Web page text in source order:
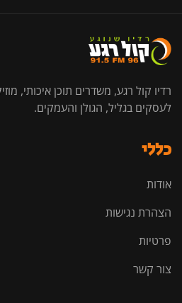
רדיו קול רגע, משדרים תוכן איכותי,
לעסקים בגליל, הגולן והעמקים.
כללי
אודות
הצהרת נגישות
פרטיות
צור קשר